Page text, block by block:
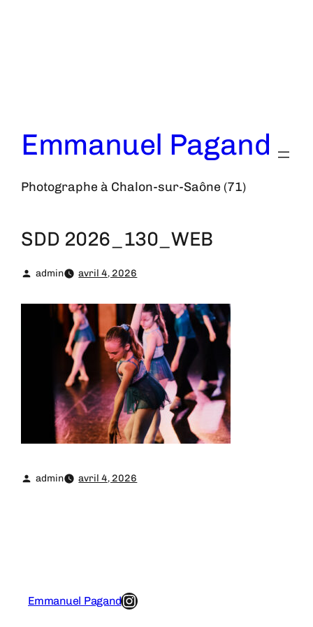
Emmanuel Pagand
Photographe à Chalon-sur-Saône (71)
SDD 2026_130_WEB
admin avril 4, 2026
admin avril 4, 2026
Emmanuel PagandInstagram